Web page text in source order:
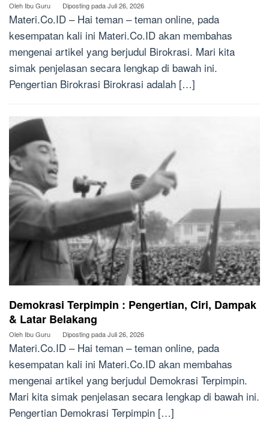
Oleh Ibu Guru Diposting padaJuli 26, 2026
Materi.Co.ID – Hai teman – teman online, pada
kesempatan kali ini Materi.Co.ID akan membahas
mengenai artikel yang berjudul Birokrasi. Mari kita
simak penjelasan secara lengkap di bawah ini.
Pengertian Birokrasi Birokrasi adalah […]
Demokrasi Terpimpin : Pengertian, Ciri, Dampak
& Latar Belakang
Oleh Ibu Guru Diposting padaJuli 26, 2026
Materi.Co.ID – Hai teman – teman online, pada
kesempatan kali ini Materi.Co.ID akan membahas
mengenai artikel yang berjudul Demokrasi Terpimpin.
Mari kita simak penjelasan secara lengkap di bawah ini.
Pengertian Demokrasi Terpimpin […]